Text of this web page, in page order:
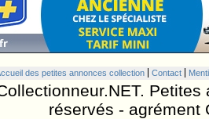
des petites annonces collection Contact
réservés - agrément